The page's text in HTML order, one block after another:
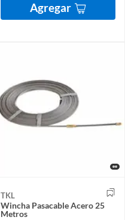
Agregar
TKL
Wincha Pasacable Acero 25
Metros